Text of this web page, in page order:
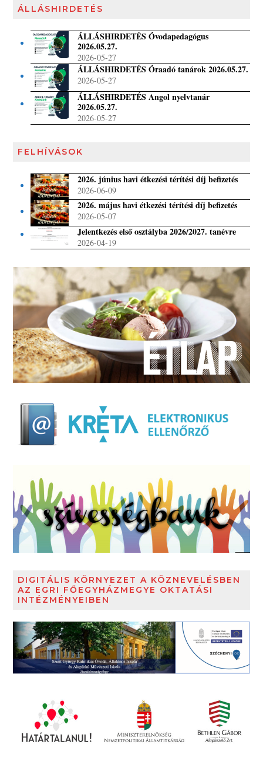
ÁLLÁSHIRDETÉS
ÁLLÁSHIRDETÉS Óvodapedagógus
2026.05.27.
2026-05-27
ÁLLÁSHIRDETÉS Óraadó tanárok 2026.05.27.
2026-05-27
ÁLLÁSHIRDETÉS Angol nyelvtanár
2026.05.27.
2026-05-27
FELHÍVÁSOK
2026. június havi étkezési térítési díj befizetés
2026-06-09
2026. május havi étkezési térítési díj befizetés
2026-05-07
Jelentkezés első osztályba 2026/2027. tanévre
2026-04-19
DIGITÁLIS KÖRNYEZET A KÖZNEVELÉSBEN
AZ EGRI FŐEGYHÁZMEGYE OKTATÁSI
INTÉZMÉNYEIBEN